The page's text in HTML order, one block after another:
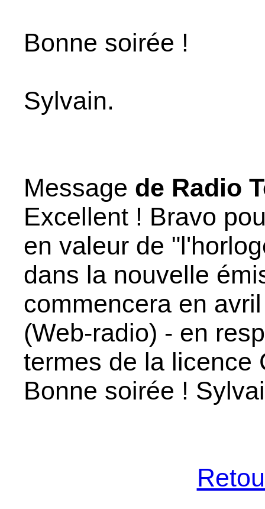
Bonne soirée !
Sylvain.
Message de Radio
Excellent ! Bravo
en valeur de
dans la nouvelle
commencera en
(Web-radio) - en
termes de la licence
Bonne soirée !